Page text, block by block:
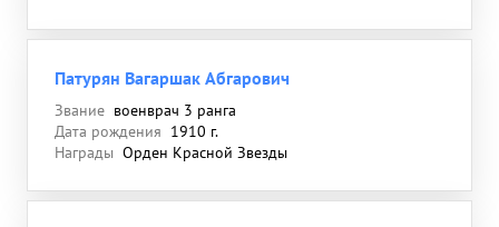
Патурян Вагаршак Абгарович
Звание военврач 3 ранга
Дата рождения 1910 г.
Награды Орден Красной Звезды